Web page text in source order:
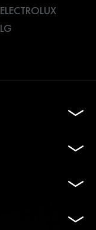
ELECTROLUX
LG